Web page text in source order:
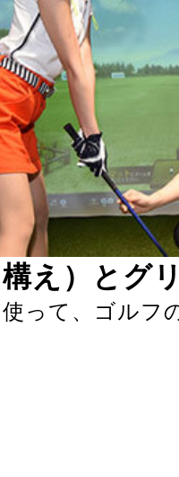
え）とグ
って、ゴルフ